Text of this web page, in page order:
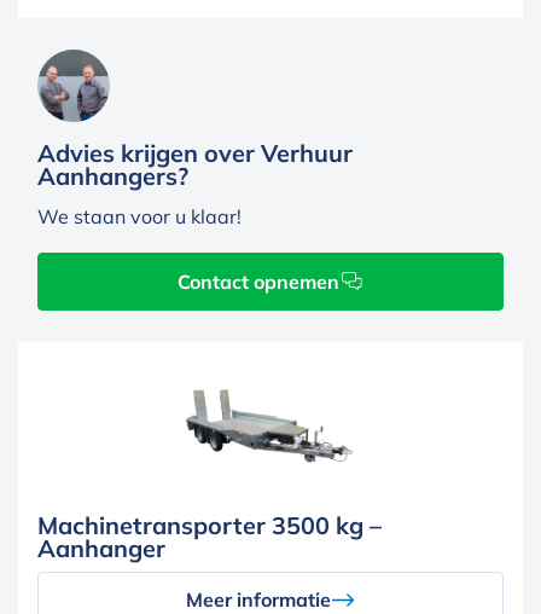
Advies krijgen over Verhuur
Aanhangers?
We staan voor u klaar!
Contact opnemen
Machinetransporter 3500 kg –
Aanhanger
Meer informatie